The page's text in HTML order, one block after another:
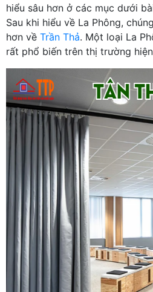
hiểu sâu hơn ở các mục dưới
Sau khi hiểu về La Phông,
hơn về Trần Thả. Một loại La
rất phổ biến trên thị trường